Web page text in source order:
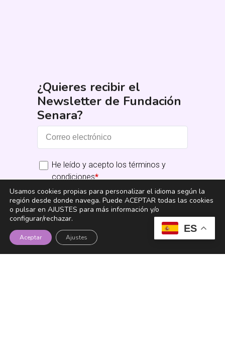
¿Quieres recibir el
Newsletter de Fundación
Senara?
He leído y acepto los términos y
condiciones*
Suscribirme
ES
Usamos cookies propias para personalizar el idioma según la
región desde donde navega. Puede ACEPTAR todas las cookies
o pulsar en AJUSTES para más información y/o
configurar/rechazar.
Aceptar Ajustes